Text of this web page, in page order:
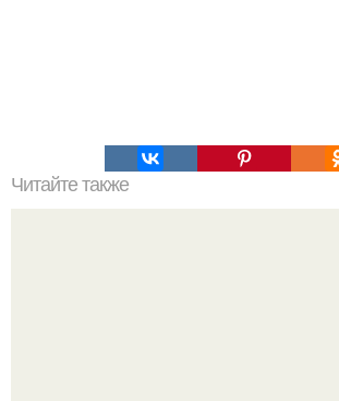
Читайте также